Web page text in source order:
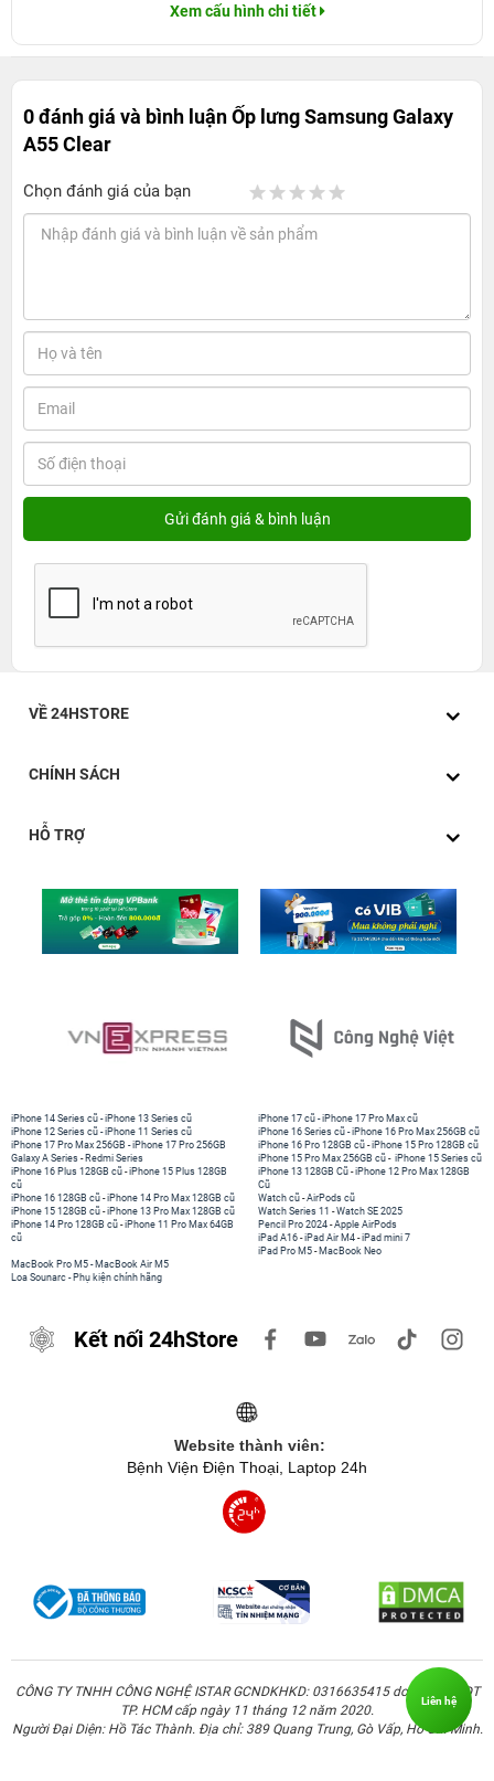
Xem cấu hình chi tiết
0 đánh giá và bình luậnỐp lưng Samsung Galaxy
A55 Clear
Chọn đánh giá của bạn
VỀ 24HSTORE
CHÍNH SÁCH
HỖ TRỢ
iPhone 14 Series cũ -iPhone 13 Series cũ
iPhone 12 Series cũ -iPhone 11 Series cũ
iPhone 17 Pro Max 256GB -iPhone 17 Pro 256GB
Galaxy A Series - Redmi Series
iPhone 17 cũ -iPhone 17 Pro Max cũ
iPhone 16 Series cũ - iPhone 16 Pro Max 256GB cũ
iPhone 16 Pro 128GB cũ -iPhone 15 Pro 128GB cũ
iPhone 15 Pro Max 256GB cũ - iPhone 15 Series cũ
iPhone 16 Plus 128GB cũ -iPhone 15 Plus 128GB
cũ
iPhone 16 128GB cũ -iPhone 14 Pro Max 128GB cũ
iPhone 15 128GB cũ -iPhone 13 Pro Max 128GB cũ
iPhone 14 Pro 128GB cũ -iPhone 11 Pro Max 64GB
cũ
iPhone 13 128GB Cũ -iPhone 12 Pro Max 128GB
Cũ
Watch cũ -AirPods cũ
Watch Series 11 -Watch SE 2025
Pencil Pro 2024 -Apple AirPods
iPad A16 -iPad Air M4 -iPad mini 7
iPad Pro M5 - MacBook Neo
MacBook Pro M5 - MacBook Air M5
Loa Sounarc - Phụ kiện chính hãng
Kết nối 24hStore
Website thành viên:
Bệnh Viện Điện Thoại, Laptop 24h
CÔNG TY TNHH CÔNG NGHỆ ISTAR GCNDKHKD: 0316635415 do Sở KH & ĐT
TP. HCM cấp ngày 11 tháng 12 năm 2020.
Người Đại Diện: Hồ Tác Thành. Địa chỉ: 389 Quang Trung, Gò Vấp, Hồ Chí Minh.
Liên hệ